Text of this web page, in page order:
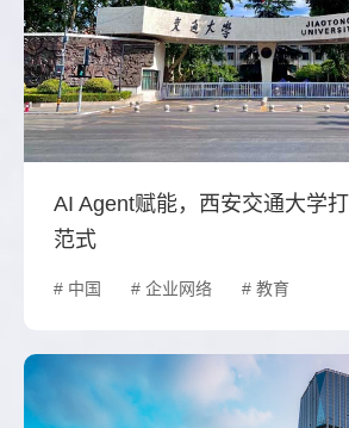
AI Agent赋能，西安交通大学
范式
# 中国 # 企业网络 # 教育